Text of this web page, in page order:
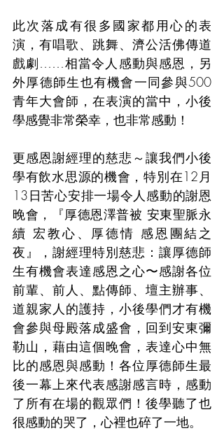
此次落成有很多國家都用心的表
演，有唱歌、跳舞、濟公活佛傳道
戲劇……相當令人感動與感恩，另
外厚德師生也有機會一同參與500
青年大會師，在表演的當中，小後
學感覺非常榮幸，也非常感動！
更感恩謝經理的慈悲～讓我們小後
學有飲水思源的機會，特別在12月
13日苦心安排一場令人感動的謝恩
晚會，『厚德恩澤普被 安東聖脈永
續 宏教心、厚德情 感恩團結之
夜』，謝經理特別慈悲：讓厚德師
生有機會表達感恩之心〜感謝各位
前輩、前人、點傳師、壇主辦事、
道親家人的護持，小後學們才有機
會參與母殿落成盛會，回到安東彌
勒山，藉由這個晚會，表達心中無
比的感恩與感動！各位厚德師生最
後一幕上來代表感謝感言時，感動
了所有在場的觀眾們！後學聽了也
很感動的哭了，心裡也碎了一地。